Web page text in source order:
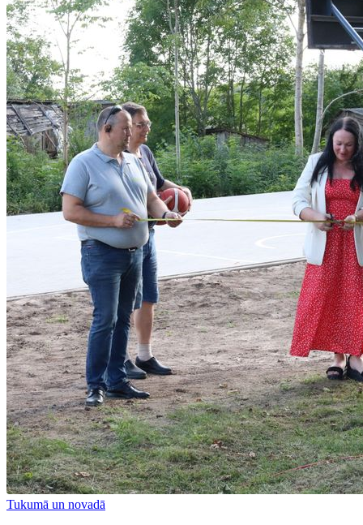
Tukumā un novadā